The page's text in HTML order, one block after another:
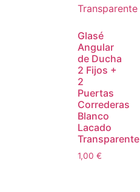
Glasé
Angular
de Ducha
2 Fijos +
2
Puertas
Correderas
Blanco
Lacado
Transparente
1,00 €